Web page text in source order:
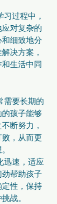
习过程中，
对复杂的
细致地分
决方案，
生活中同
需要长期的
孩子能够
断努力，
，从而更
迅速，适应
帮助孩子
性，保持
战。